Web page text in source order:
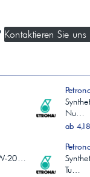
Kontaktieren Sie uns
Nu…
ab
20…
Tu…